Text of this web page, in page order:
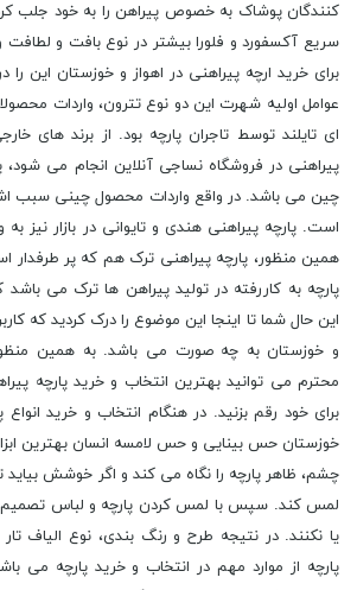
کنندگان پوشاک به خصوص پیراهن را به خود جلب
سریع آکسفورد و فلورا بیشتر در نوع بافت و
برای خرید ارچه پیراهنی در اهواز و خوزستان این را
عوامل اولیه شهرت این دو نوع تترون، واردات
ای تایلند توسط تاجران پارچه بود. از برند های
پیراهنی در فروشگاه نساجی آنلاین انجام می
چین می باشد. در واقع واردات محصول چینی سبب
است. پارچه پیراهنی هندی و تایوانی در بازار نیز
همین منظور، پارچه پیراهنی ترک هم که پر طرفدار
پارچه به کاررفته در تولید پیراهن ها ترک می
این حال شما تا اینجا این موضوع را درک کردید که
و خوزستان به چه صورت می باشد. به همین منظور
محترم می توانید بهترین انتخاب و خرید پارچه
برای خود رقم بزنید. در هنگام انتخاب و خرید انواع
خوزستان حس بینایی و حس لامسه انسان بهترین
چشم، ظاهر پارچه را نگاه می کند و اگر خوشش
لمس کند. سپس با لمس کردن پارچه و لباس تصمیم
یا نکنند. در نتیجه طرح و رنگ بندى، نوع الیاف
پارچه از موارد مهم در انتخاب و خرید پارچه می